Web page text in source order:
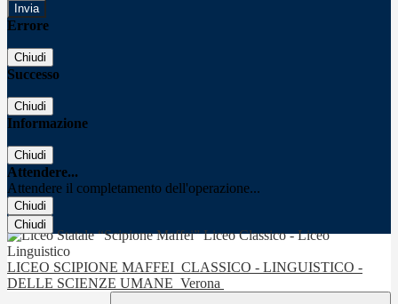
Errore
Chiudi
Successo
Chiudi
Informazione
Chiudi
Attendere...
Attendere il completamento dell'operazione...
Chiudi
Chiudi
LICEO SCIPIONE MAFFEI CLASSICO - LINGUISTICO -
DELLE SCIENZE UMANE Verona